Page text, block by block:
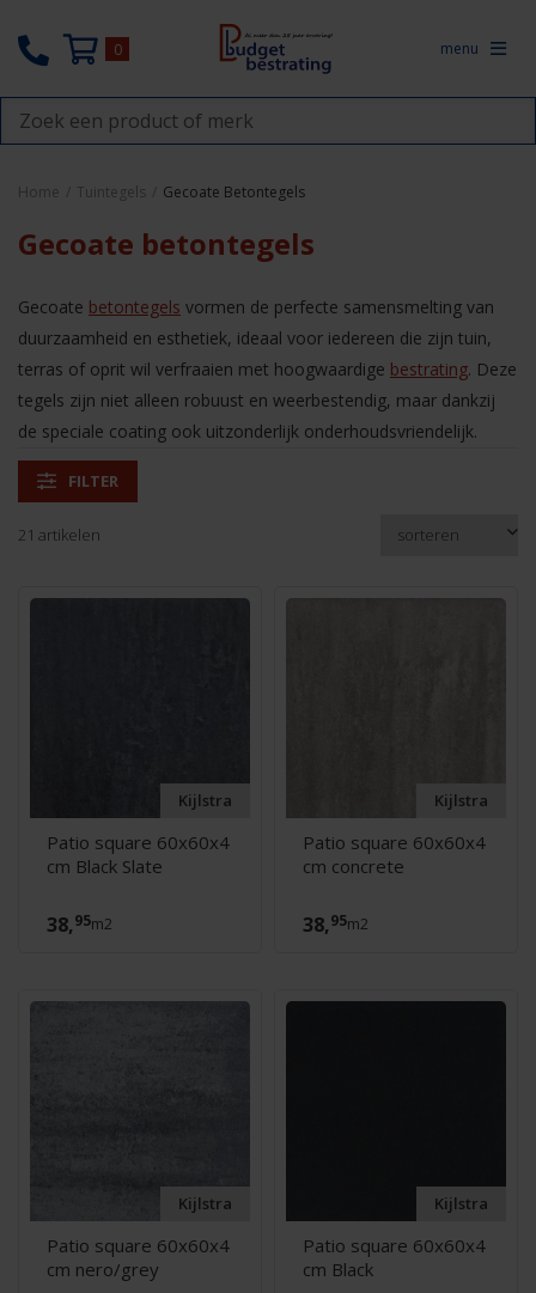
0 menu
Home Tuintegels Gecoate Betontegels
Gecoate betontegels
Gecoate betontegels vormen de perfecte samensmelting van
duurzaamheid en esthetiek, ideaal voor iedereen die zijn tuin,
terras of oprit wil verfraaien met hoogwaardige bestrating. Deze
tegels zijn niet alleen robuust en weerbestendig, maar dankzij
de speciale coating ook uitzonderlijk onderhoudsvriendelijk.
FILTER
21 artikelen
Kijlstra
Patio square 60x60x4
cm Black Slate
38,95m2
Kijlstra
Patio square 60x60x4
cm concrete
38,95m2
Kijlstra
Patio square 60x60x4
cm nero/grey
Kijlstra
Patio square 60x60x4
cm Black